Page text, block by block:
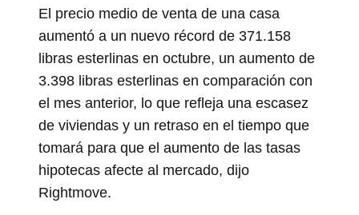
El precio medio de venta de una casa
aumentó a un nuevo récord de 371.158
libras esterlinas en octubre, un aumento de
3.398 libras esterlinas en comparación con
el mes anterior, lo que refleja una escasez
de viviendas y un retraso en el tiempo que
tomará para que el aumento de las tasas
hipotecas afecte al mercado, dijo
Rightmove.